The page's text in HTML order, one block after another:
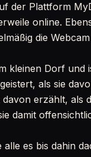
der Plattform
online.
die Webcam
kleinen Dorf
als sie
erzählt, als
damit
es bis dahin